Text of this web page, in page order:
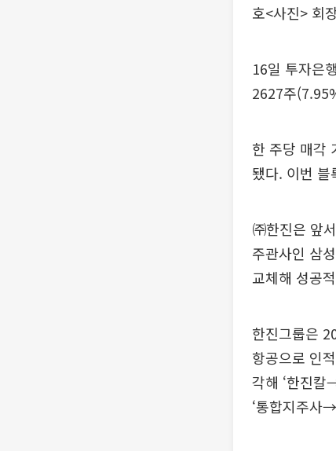
호<사진> 회
16일 투자은
2627주
한 주당 매각
됐다. 이번
㈜한진은 앞
주관사인 삼
교체해 성공
한진그룹은
항공으로 인
각해 ‘한진
‘통합지주사